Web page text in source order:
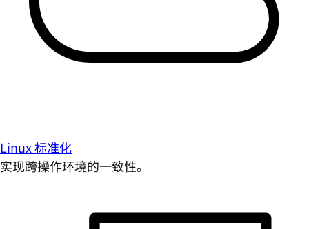
Linux 标准化
实现跨操作环境的一致性。